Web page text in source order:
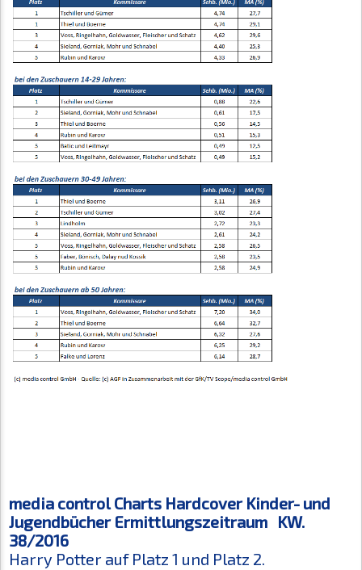
media control Charts Hardcover Kinder- und
Jugendbücher Ermittlungszeitraum KW.
38/2016
Harry Potter auf Platz 1 und Platz 2.